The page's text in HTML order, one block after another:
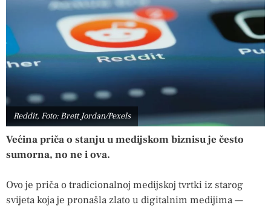
Reddit, Foto: Brett Jordan/Pexels
Većina priča o stanju u medijskom biznisu je često
sumorna, no ne i ova.
Ovo je priča o tradicionalnoj medijskoj tvrtki iz starog
svijeta koja je pronašla zlato u digitalnim medijima —